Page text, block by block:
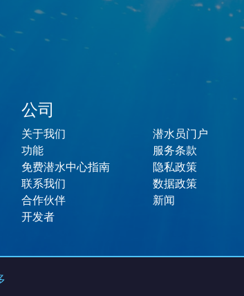
公司
关于我们
功能
免费潜水中心指南
联系我们
合作伙伴
开发者
潜水员门户
服务条款
隐私政策
数据政策
新闻